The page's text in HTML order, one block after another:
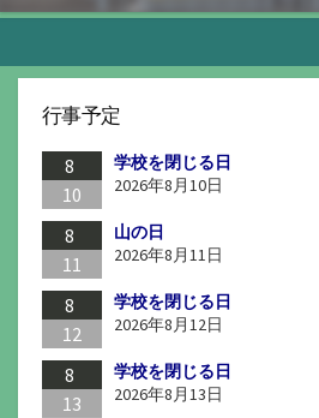
行事予定
8
10
学校を閉じる日
2026年8月10日
8
11
山の日
2026年8月11日
8
12
学校を閉じる日
2026年8月12日
8
13
学校を閉じる日
2026年8月13日